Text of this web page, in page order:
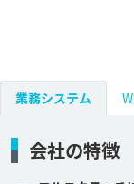
業務システム
会社の特徴